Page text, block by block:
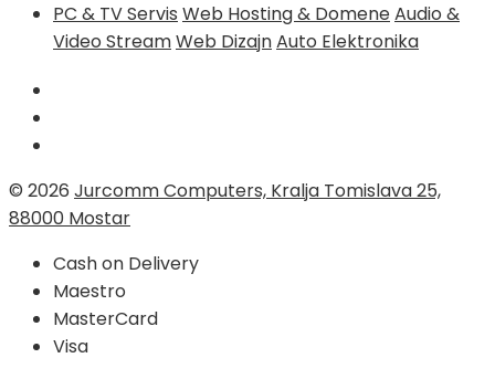
PC & TV Servis Web Hosting & DomeneAudio &
Video StreamWeb DizajnAuto Elektronika
© 2026 Jurcomm Computers, Kralja Tomislava 25,
88000 Mostar
Cash on Delivery
Maestro
MasterCard
Visa